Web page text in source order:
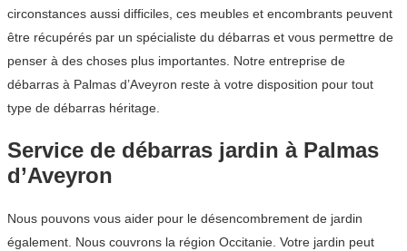
circonstances aussi difficiles, ces meubles et encombrants peuvent
être récupérés par un spécialiste du débarras et vous permettre de
penser à des choses plus importantes. Notre entreprise de
débarras à Palmas d’Aveyron reste à votre disposition pour tout
type de débarras héritage.
Service de débarras jardin à Palmas
d’Aveyron
Nous pouvons vous aider pour le désencombrement de jardin
également. Nous couvrons la région Occitanie. Votre jardin peut